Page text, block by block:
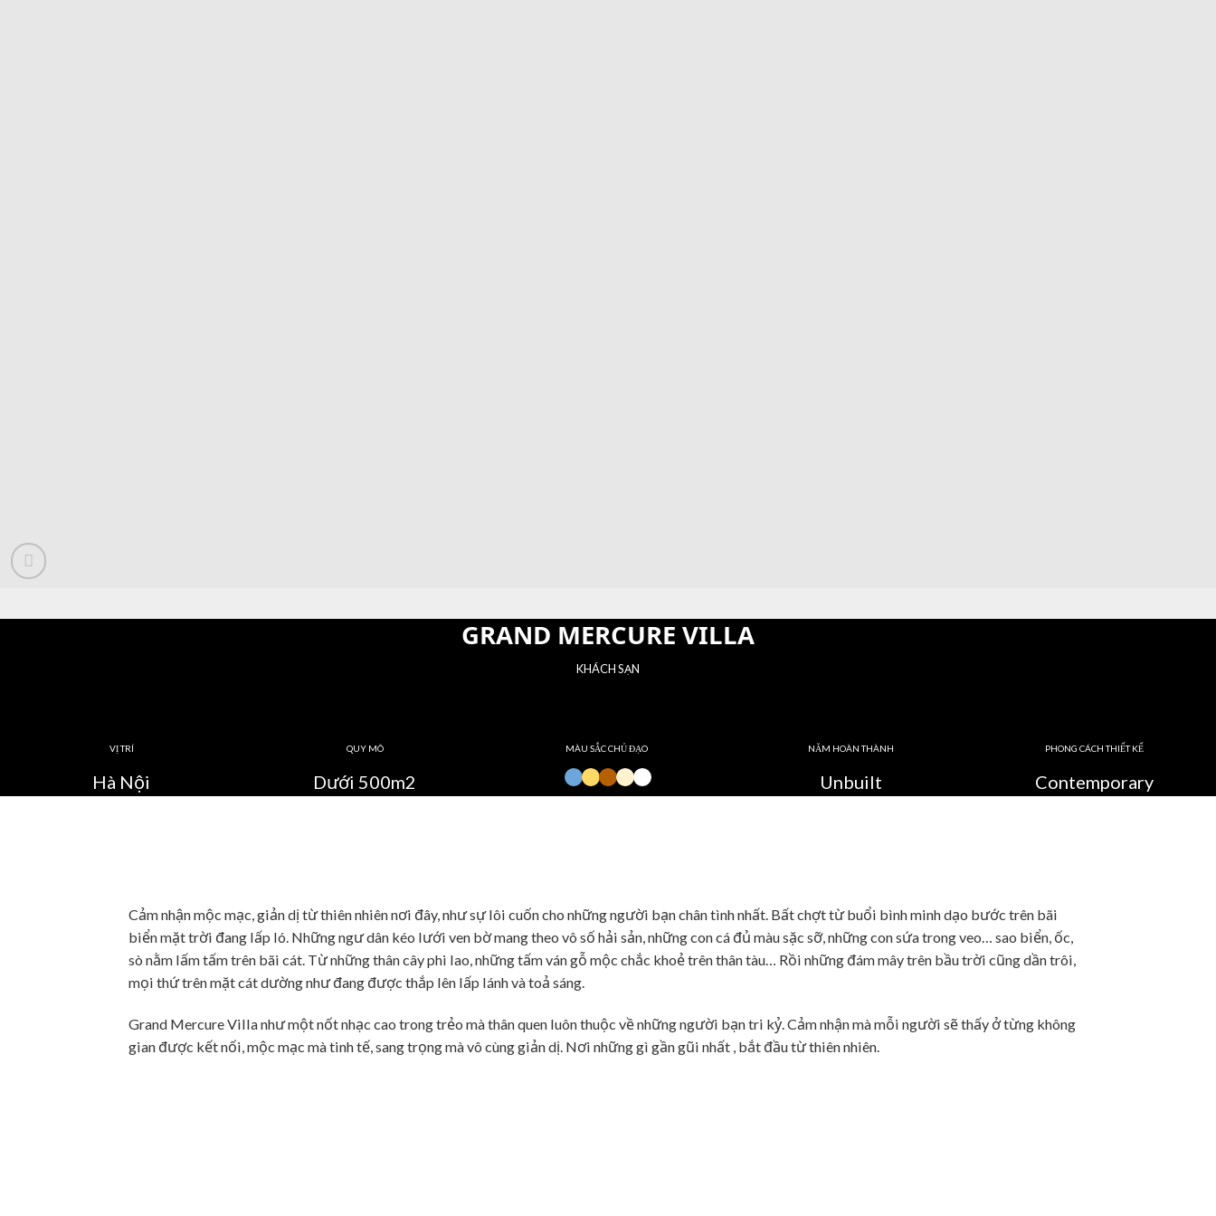
GRAND MERCURE VILLA
KHÁCH SẠN
VỊ TRÍ
Hà Nội
QUY MÔ
Dưới 500m2
MÀU SẮC CHỦ ĐẠO NĂM HOÀN THÀNH
Unbuilt
PHONG CÁCH THIẾT KẾ
Contemporary
Cảm nhận mộc mạc, giản dị từ thiên nhiên nơi đây, như sự lôi cuốn cho những người bạn chân tình nhất. Bất chợt từ buổi bình minh dạo bước trên bãi
biển mặt trời đang lấp ló. Những ngư dân kéo lưới ven bờ mang theo vô số hải sản, những con cá đủ màu sặc sỡ, những con sứa trong veo… sao biển, ốc,
sò nằm lấm tấm trên bãi cát. Từ những thân cây phi lao, những tấm ván gỗ mộc chắc khoẻ trên thân tàu… Rồi những đám mây trên bầu trời cũng dần trôi,
mọi thứ trên mặt cát dường như đang được thắp lên lấp lánh và toả sáng.
Grand Mercure Villa như một nốt nhạc cao trong trẻo mà thân quen luôn thuộc về những người bạn tri kỷ. Cảm nhận mà mỗi người sẽ thấy ở từng không
gian được kết nối, mộc mạc mà tinh tế, sang trọng mà vô cùng giản dị. Nơi những gì gần gũi nhất , bắt đầu từ thiên nhiên.